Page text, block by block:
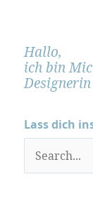
Hallo,
ich bin
Lass dich
u